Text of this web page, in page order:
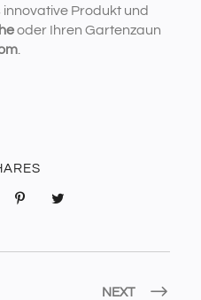
Produkt und
oder Ihren Gartenzaun
NEXT